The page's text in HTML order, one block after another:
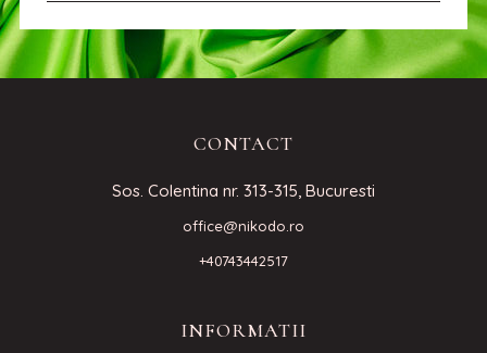
CONTACT
Sos. Colentina nr. 313-315, Bucuresti
office@nikodo.ro
+40743442517
INFORMATII